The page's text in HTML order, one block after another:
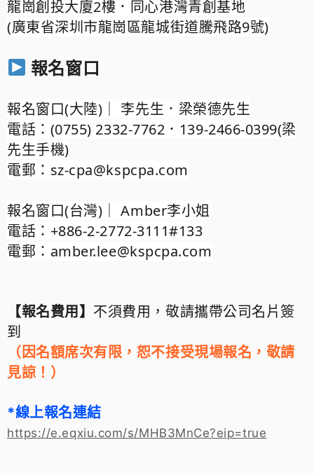
龍崗創投大廈2樓．同心港灣青創基地
(廣東省深圳市龍崗區龍城街道騰飛路9號)
報名窗口
報名窗口(大陸)｜ 李先生．梁榮德先生
電話：(0755) 2332-7762．139-2466-0399(梁
先生手機)
電郵：sz-cpa@kspcpa.com
報名窗口(台灣)｜ Amber李小姐
電話：+886-2-2772-3111#133
電郵：amber.lee@kspcpa.com
【報名費用 】 不須費用 ，敬請攜帶公司名片簽
到
（因名額席次有限，恕不接受現場報名，敬請
見諒！ ）
*線上報名連結
https://e.eqxiu.com/s/MHB3MnCe?eip=true